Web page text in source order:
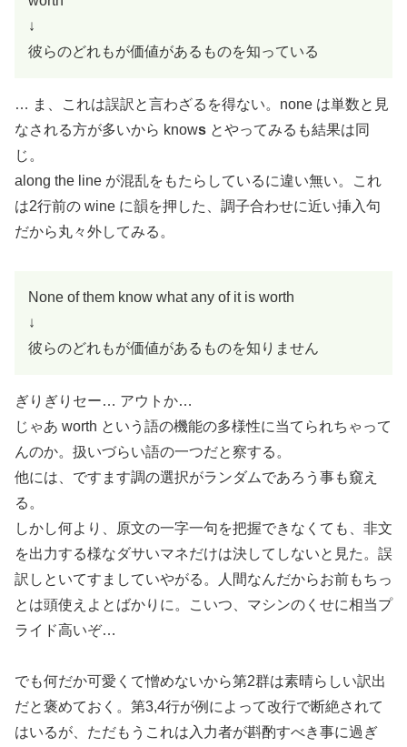
↓
彼らのどれもが価値があるものを知っている
… ま、これは誤訳と言わざるを得ない。none は単数と見
なされる方が多いから knows とやってみるも結果は同
じ。
along the line が混乱をもたらしているに違い無い。これ
は2行前の wine に韻を押した、調子合わせに近い挿入句
だから丸々外してみる。
None of them know what any of it is worth
↓
彼らのどれもが価値があるものを知りません
ぎりぎりセー… アウトか…
じゃあ worth という語の機能の多様性に当てられちゃって
んのか。扱いづらい語の一つだと察する。
他には、ですます調の選択がランダムであろう事も窺え
る。
しかし何より、原文の一字一句を把握できなくても、非文
を出力する様なダサいマネだけは決してしないと見た。誤
訳しといてすましていやがる。人間なんだからお前もちっ
とは頭使えよとばかりに。こいつ、マシンのくせに相当プ
ライド高いぞ…
でも何だか可愛くて憎めないから第2群は素晴らしい訳出
だと褒めておく。第3,4行が例によって改行で断絶されて
はいるが、ただもうこれは入力者が斟酌すべき事に過ぎ